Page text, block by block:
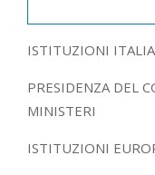
ISTITUZIONI
PRESIDENZA DEL
MINISTERI
ISTITUZIONI